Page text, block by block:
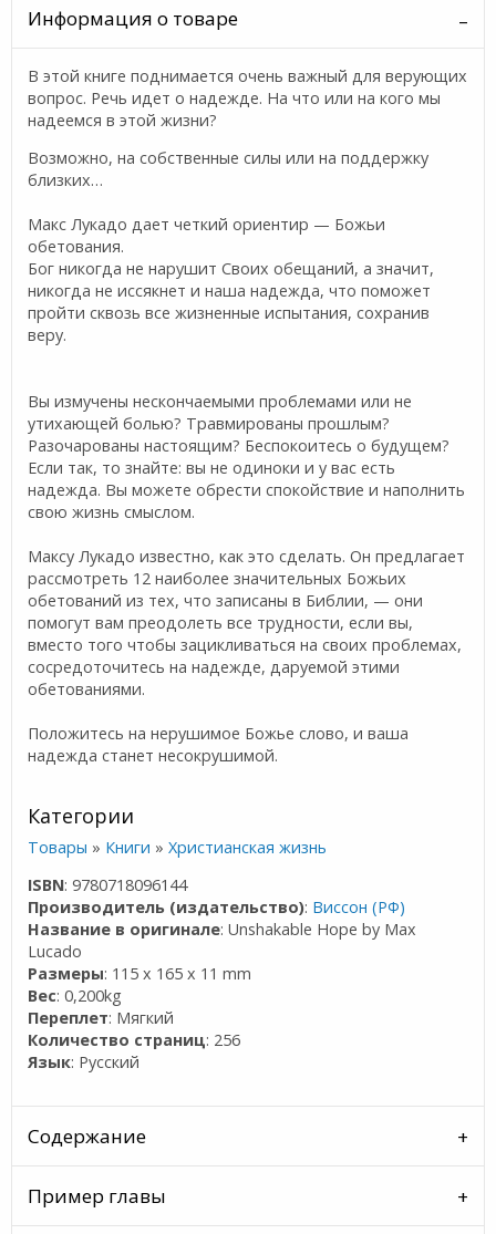
Информация о товаре
В этой книге поднимается очень важный для верующих
вопрос. Речь идет о надежде. На что или на кого мы
надеемся в этой жизни?
Возможно, на собственные силы или на поддержку
близких…
Макс Лукадо дает четкий ориентир — Божьи
обетования.
Бог никогда не нарушит Своих обещаний, а значит,
никогда не иссякнет и наша надежда, что поможет
пройти сквозь все жизненные испытания, сохранив
веру.
Вы измучены нескончаемыми проблемами или не
утихающей болью? Травмированы прошлым?
Разочарованы настоящим? Беспокоитесь о будущем?
Если так, то знайте: вы не одиноки и у вас есть
надежда. Вы можете обрести спокойствие и наполнить
свою жизнь смыслом.
Максу Лукадо известно, как это сделать. Он предлагает
рассмотреть 12 наиболее значительных Божьих
обетований из тех, что записаны в Библии, — они
помогут вам преодолеть все трудности, если вы,
вместо того чтобы зацикливаться на своих проблемах,
сосредоточитесь на надежде, даруемой этими
обетованиями.
Положитесь на нерушимое Божье слово, и ваша
надежда станет несокрушимой.
Категории
Товары » Книги »Христианская жизнь
ISBN: 9780718096144
Производитель (издательство): Виссон (РФ)
Название в оригинале: Unshakable Hope by Max
Lucado
Размеры: 115 x 165 x 11 mm
Вес: 0,200kg
Переплет: Мягкий
Количество страниц: 256
Язык: Русский
Содержание
Пример главы